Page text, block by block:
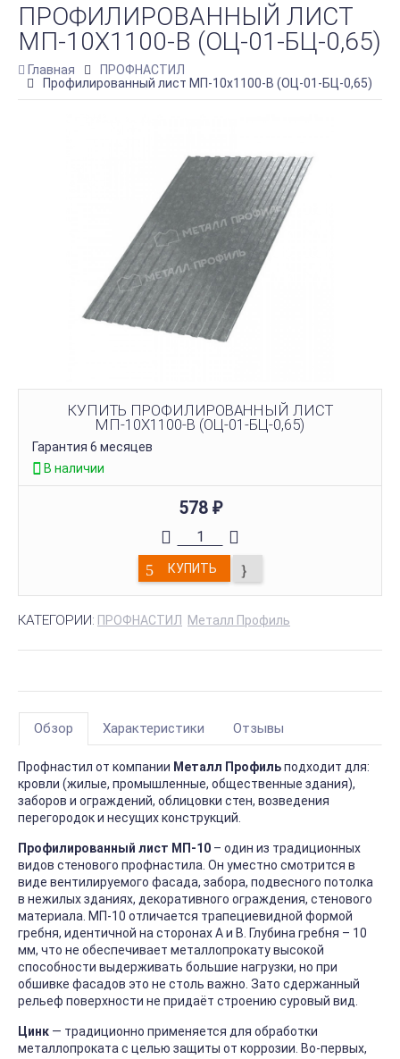
ПРОФИЛИРОВАННЫЙ ЛИСТ
МП-10Х1100-B (ОЦ-01-БЦ-0,65)
Главная
ПРОФНАСТИЛ
Профилированный лист МП-10х1100-B (ОЦ-01-БЦ-0,65)
КУПИТЬ ПРОФИЛИРОВАННЫЙ ЛИСТ
МП-10Х1100-B (ОЦ-01-БЦ-0,65)
Гарантия 6 месяцев
В наличии
578 ₽
КУПИТЬ
КАТЕГОРИИ: ПРОФНАСТИЛ Металл Профиль
Обзор Характеристики Отзывы
Профнастил от компании Металл Профильподходит для:
кровли (жилые, промышленные, общественные здания),
заборов и ограждений, облицовки стен, возведения
перегородок и несущих конструкций.
Профилированный лист МП-10 – один из традиционных
видов стенового профнастила. Он уместно смотрится в
виде вентилируемого фасада, забора, подвесного потолка
в нежилых зданиях, декоративного ограждения, стенового
материала. МП-10 отличается трапециевидной формой
гребня, идентичной на сторонах А и В. Глубина гребня – 10
мм, что не обеспечивает металлопрокату высокой
способности выдерживать большие нагрузки, но при
обшивке фасадов это не столь важно. Зато сдержанный
рельеф поверхности не придаёт строению суровый вид.
Цинк ― традиционно применяется для обработки
металлопроката с целью защиты от коррозии. Во-первых,